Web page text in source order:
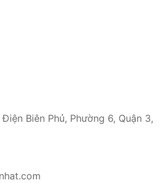
Điện Biên Phủ, Phường 6, Quận 3,